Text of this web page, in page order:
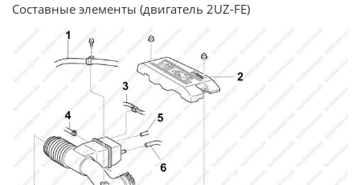
Составные элементы (двигатель 2UZ-FE)